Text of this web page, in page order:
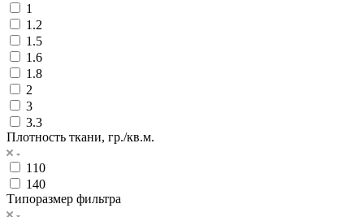
1
1.2
1.5
1.6
1.8
2
3
3.3
Плотность ткани, гр./кв.м.
110
140
Типоразмер фильтра